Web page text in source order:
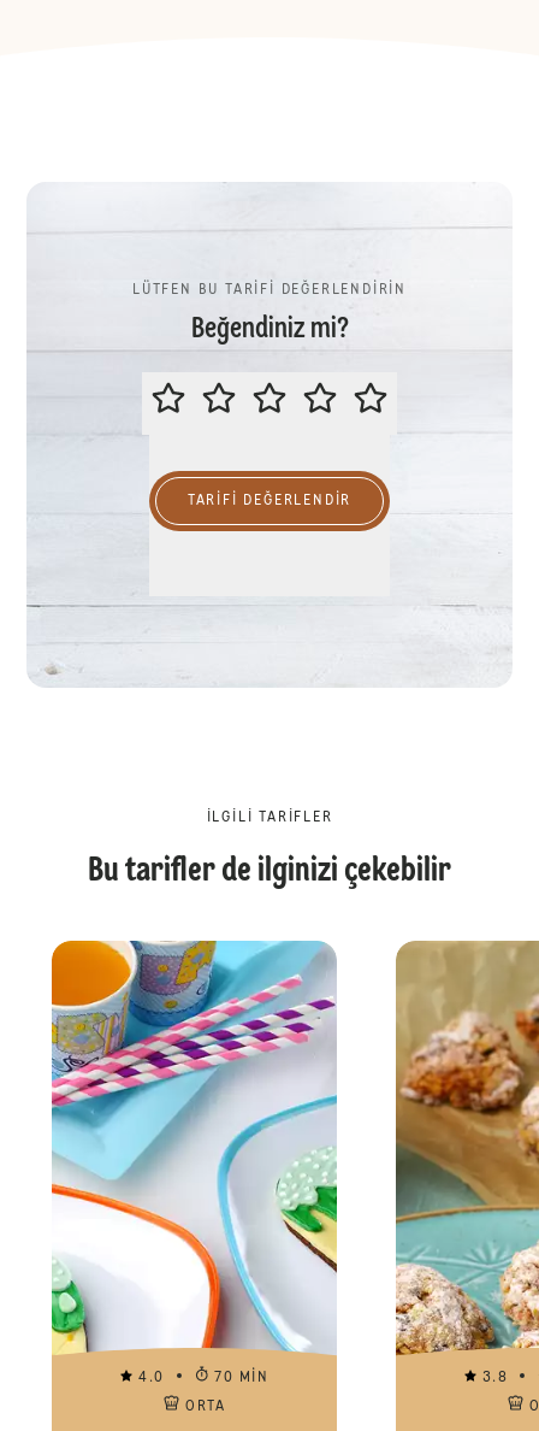
LÜTFEN BU TARİFİ DEĞERLENDİRİN
Beğendiniz mi?
LÜTFEN BU TARİFİ
TARIFI DEĞERLENDİR
İLGILI TARIFLER
Bu tarifler de ilginizi çekebilir
4.0
70 MIN
ORTA
3.8